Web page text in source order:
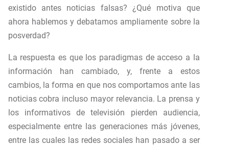
existido antes noticias falsas? ¿Qué motiva que
ahora hablemos y debatamos ampliamente sobre la
posverdad?
La respuesta es que los paradigmas de acceso a la
información han cambiado, y, frente a estos
cambios, la forma en que nos comportamos ante las
noticias cobra incluso mayor relevancia. La prensa y
los informativos de televisión pierden audiencia,
especialmente entre las generaciones más jóvenes,
entre las cuales las redes sociales han pasado a ser